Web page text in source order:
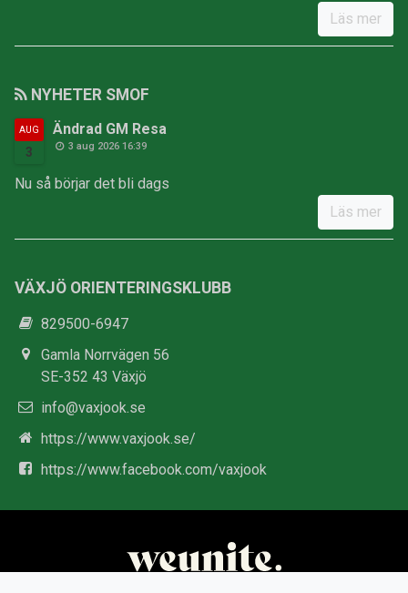
Läs mer
NYHETER SMOF
AUG
3
Ändrad GM Resa
3 aug 2026 16:39
Nu så börjar det bli dags
Läs mer
VÄXJÖ ORIENTERINGSKLUBB
829500-6947
Gamla Norrvägen 56
SE-352 43 Växjö
info@vaxjook.se
https://www.vaxjook.se/
https://www.facebook.com/vaxjook